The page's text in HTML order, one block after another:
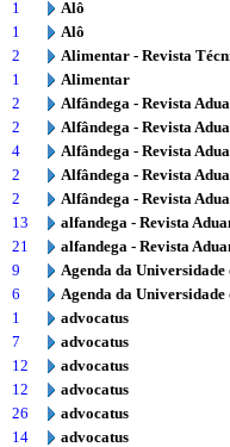
1
Alô
1
Alô
2
Alimentar - Revista
1
Alimentar
2
Alfândega - Revista
2
Alfândega - Revista
4
Alfândega - Revista
2
Alfândega - Revista
2
Alfândega - Revista
13
alfandega - Revista
21
alfandega - Revista
9
Agenda da Universidade
6
Agenda da Universidade
1
advocatus
7
advocatus
12
advocatus
12
advocatus
26
advocatus
14
advocatus